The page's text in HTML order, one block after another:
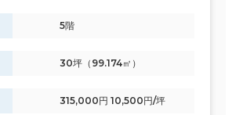
5階
30坪（99.174㎡）
315,000円 10,500円/坪